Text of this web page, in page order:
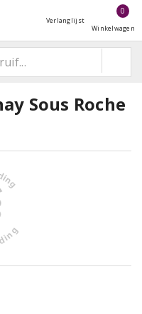
Verlanglijst
0
Winkelwagen
Sous Roche